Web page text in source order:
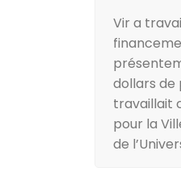
Vir a
dollars de
travaillait
pour la
de